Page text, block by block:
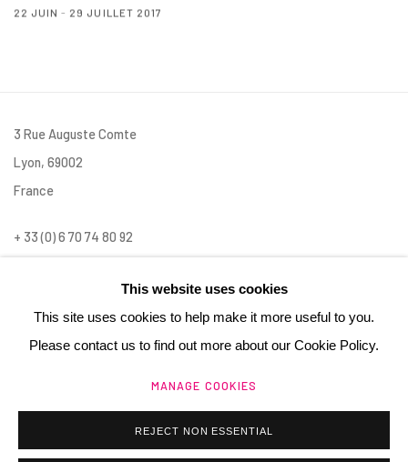
22 JUIN - 29 JUILLET 2017
3 Rue Auguste Comte
Lyon, 69002
France
+ 33 (0) 6 70 74 80 92
@ 2025 GALERIE HENRI CHARTIER SITE BY ARTLOGIC
This website uses cookies
This site uses cookies to help make it more useful to you.
Please contact us to find out more about our Cookie Policy.
MANAGE COOKIES
REJECT NON ESSENTIAL